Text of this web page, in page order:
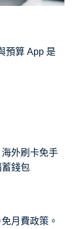
預算 App 是
外刷卡免手
錢包
月費政策。